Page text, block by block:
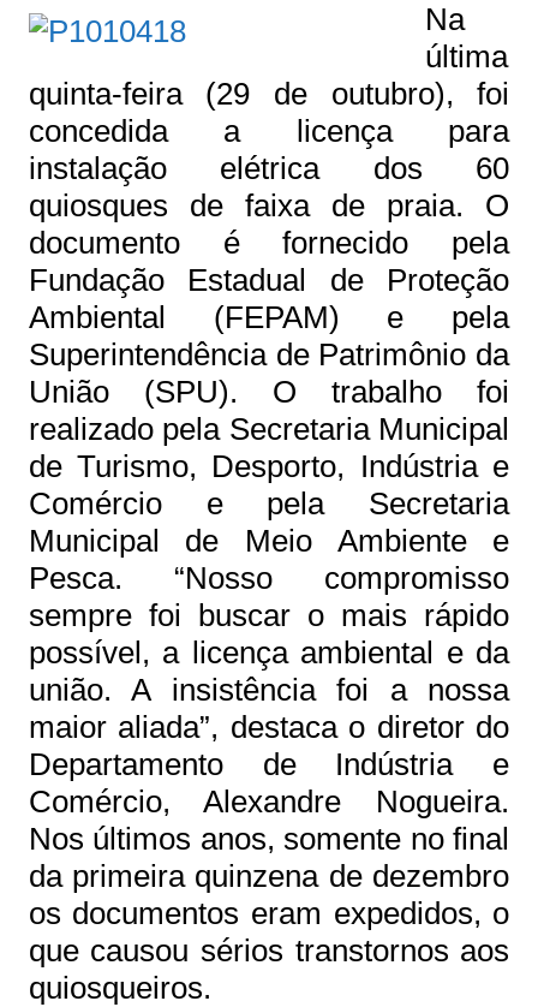
Na
última
quinta-feira (29 de outubro), foi
concedida a licença para
instalação elétrica dos 60
quiosques de faixa de praia. O
documento é fornecido pela
Fundação Estadual de Proteção
Ambiental (FEPAM) e pela
Superintendência de Patrimônio da
União (SPU). O trabalho foi
realizado pela Secretaria Municipal
de Turismo, Desporto, Indústria e
Comércio e pela Secretaria
Municipal de Meio Ambiente e
Pesca. “Nosso compromisso
sempre foi buscar o mais rápido
possível, a licença ambiental e da
união. A insistência foi a nossa
maior aliada”, destaca o diretor do
Departamento de Indústria e
Comércio, Alexandre Nogueira.
Nos últimos anos, somente no final
da primeira quinzena de dezembro
os documentos eram expedidos, o
que causou sérios transtornos aos
quiosqueiros.